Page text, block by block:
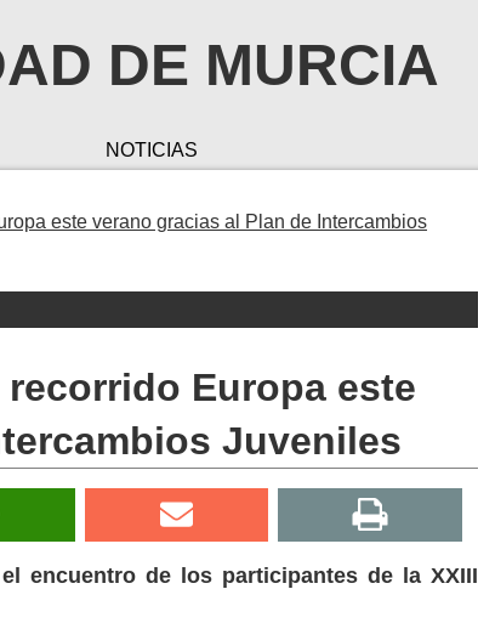
DE MURCIA
NOTICIAS
este verano gracias al Plan de Intercambios
Europa este
Juveniles
encuentro de los participantes de la XXIII